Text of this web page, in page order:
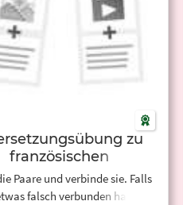
zu
französischen
Fragewörtern
Paare und verbinde sie. Falls
falsch verbunden hast,